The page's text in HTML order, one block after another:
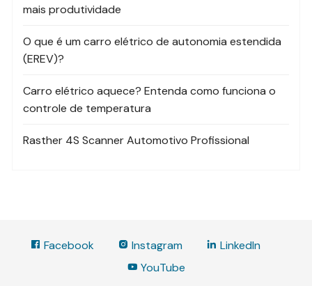
mais produtividade
O que é um carro elétrico de autonomia estendida
(EREV)?
Carro elétrico aquece? Entenda como funciona o
controle de temperatura
Rasther 4S Scanner Automotivo Profissional
Facebook Instagram
LinkedIn
YouTube